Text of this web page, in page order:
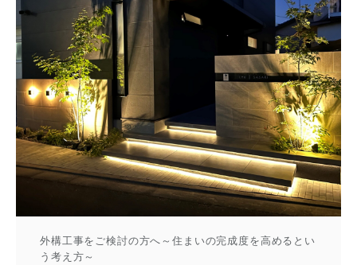
外構工事をご検討の方へ～住まいの完成度を高めるとい
う考え方～